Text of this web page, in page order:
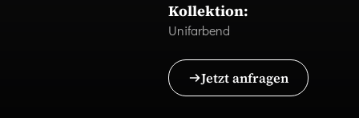
Kollektion:
Unifarbend
Jetzt anfragen